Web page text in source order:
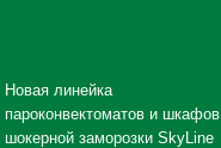
Новая линейка
пароконвектоматов и шкафов
шокерной заморозки SkyLine